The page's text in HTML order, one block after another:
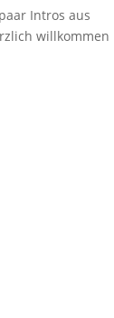
Intros aus
willkommen